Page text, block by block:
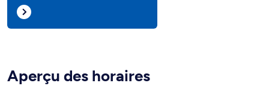
Aperçu des horaires